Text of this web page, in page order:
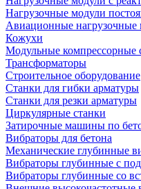
Нагрузочные модули
Авиационные нагрузочные
Кожухи
Модульные компрессорные
Трансформаторы
Строительное оборудование
Станки для гибки арматуры
Станки для резки арматуры
Циркулярные станки
Затирочные машины по
Вибраторы для бетона
Механические глубинные
Вибраторы глубинные с
Вибраторы глубинные со